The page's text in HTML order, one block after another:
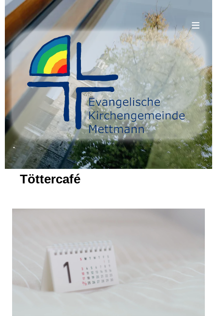
.
Töttercafé